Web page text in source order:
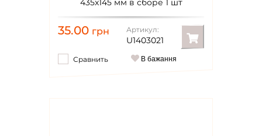
435x145 мм в сборе 1 шт
35.00 грн Артикул:
U1403021
Сравнить В бажання